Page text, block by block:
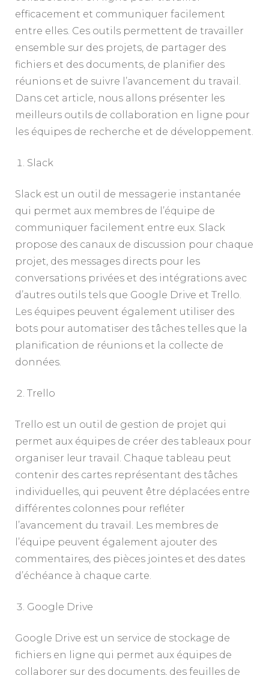
efficacement et communiquer facilement
entre elles. Ces outils permettent de travailler
ensemble sur des projets, de partager des
fichiers et des documents, de planifier des
réunions et de suivre l’avancement du travail.
Dans cet article, nous allons présenter les
meilleurs outils de collaboration en ligne pour
les équipes de recherche et de développement.
Slack
Slack est un outil de messagerie instantanée
qui permet aux membres de l’équipe de
communiquer facilement entre eux. Slack
propose des canaux de discussion pour chaque
projet, des messages directs pour les
conversations privées et des intégrations avec
d’autres outils tels que Google Drive et Trello.
Les équipes peuvent également utiliser des
bots pour automatiser des tâches telles que la
planification de réunions et la collecte de
données.
Trello
Trello est un outil de gestion de projet qui
permet aux équipes de créer des tableaux pour
organiser leur travail. Chaque tableau peut
contenir des cartes représentant des tâches
individuelles, qui peuvent être déplacées entre
différentes colonnes pour refléter
l’avancement du travail. Les membres de
l’équipe peuvent également ajouter des
commentaires, des pièces jointes et des dates
d’échéance à chaque carte.
Google Drive
Google Drive est un service de stockage de
fichiers en ligne qui permet aux équipes de
collaborer sur des documents, des feuilles de